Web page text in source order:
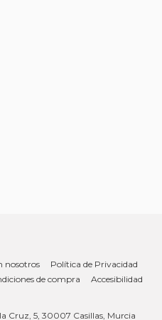
nosotros
Política de Privacidad
de compra Accesibilidad
Cruz, 5, 30007 Casillas, Murcia